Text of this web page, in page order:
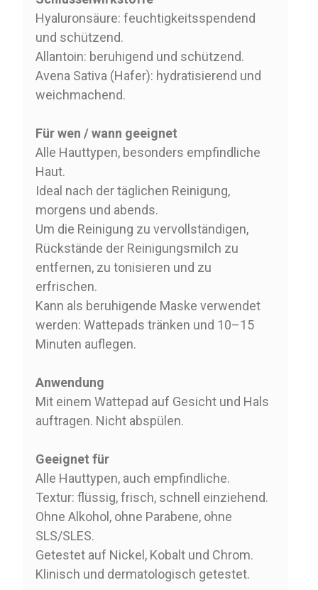
Hyaluronsäure: feuchtigkeitsspendend
und schützend.
Allantoin: beruhigend und schützend.
Avena Sativa (Hafer): hydratisierend und
weichmachend.
Für wen / wann geeignet
Alle Hauttypen, besonders empfindliche
Haut.
Ideal nach der täglichen Reinigung,
morgens und abends.
Um die Reinigung zu vervollständigen,
Rückstände der Reinigungsmilch zu
entfernen, zu tonisieren und zu
erfrischen.
Kann als beruhigende Maske verwendet
werden: Wattepads tränken und 10–15
Minuten auflegen.
Anwendung
Mit einem Wattepad auf Gesicht und Hals
auftragen. Nicht abspülen.
Geeignet für
Alle Hauttypen, auch empfindliche.
Textur: flüssig, frisch, schnell einziehend.
Ohne Alkohol, ohne Parabene, ohne
SLS/SLES.
Getestet auf Nickel, Kobalt und Chrom.
Klinisch und dermatologisch getestet.